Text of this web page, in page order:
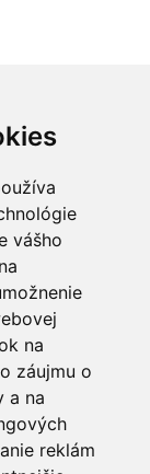
vášho
na
záujmu o
a na
reklám